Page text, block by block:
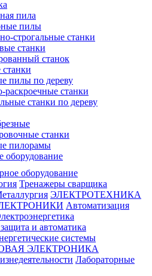
пила
пилы
строгальные станки
станки
станок
пилы по дереву
раскроечные станки
станки по дереву
станки
пилорамы
оборудование
оборудование
Тренажеры сварщика
ЭЛЕКТРОТЕХНИКА
Автоматизация
и автоматика
системы
ЭЛЕКТРОНИКА
Лабораторные